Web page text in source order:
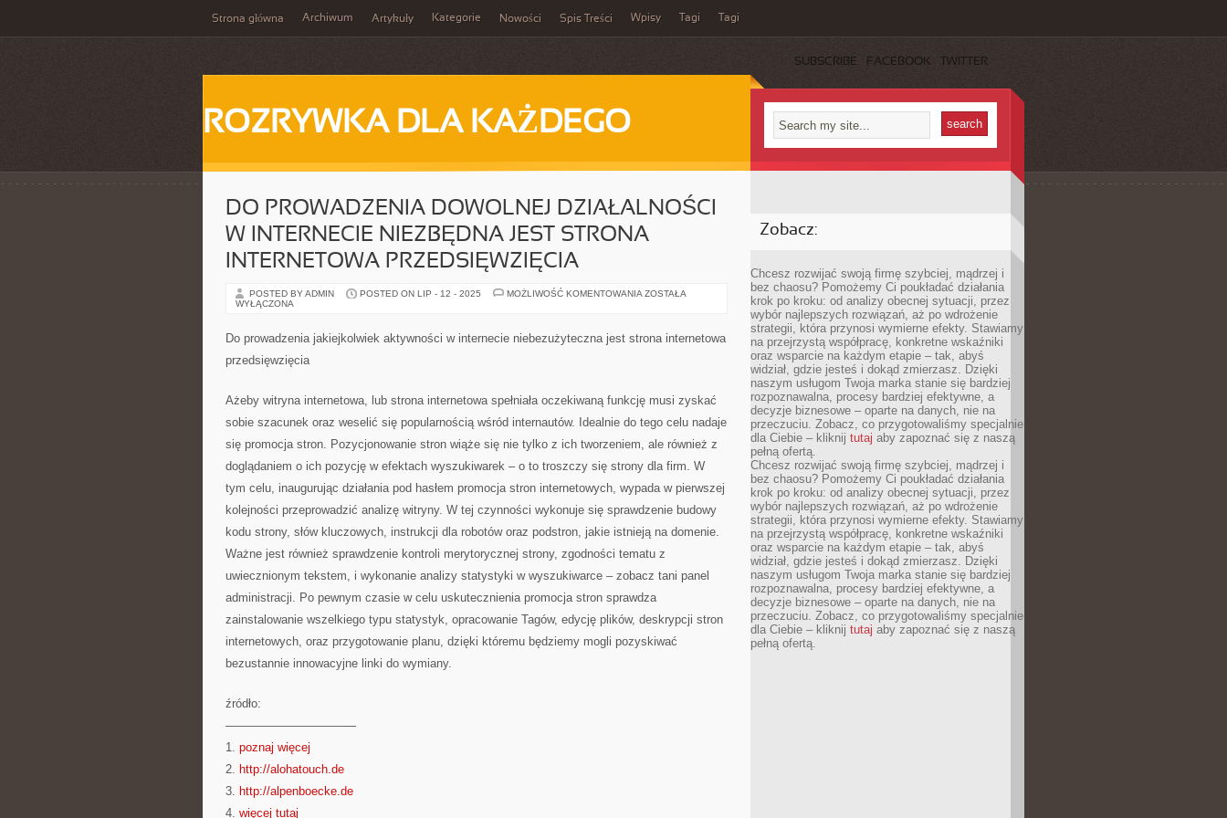
Strona główna Archiwum Artykuły Kategorie Nowości Spis Treści Wpisy Tagi Tagi
SUBSCRIBE FACEBOOK TWITTER
ROZRYWKA DLA KAŻDEGO
DO PROWADZENIA DOWOLNEJ DZIAŁALNOŚCI
W INTERNECIE NIEZBĘDNA JEST STRONA
INTERNETOWA PRZEDSIĘWZIĘCIA
POSTED BY ADMIN POSTED ON LIP - 12 - 2025 MOŻLIWOŚĆ KOMENTOWANIA DO
INTERNECIE
ZOSTAŁA
WYŁĄCZONA
Do prowadzenia jakiejkolwiek aktywności w internecie niebezużyteczna jest strona internetowa
przedsięwzięcia
Ażeby witryna internetowa, lub strona internetowa spełniała oczekiwaną funkcję musi zyskać
sobie szacunek oraz weselić się popularnością wśród internautów. Idealnie do tego celu nadaje
się promocja stron. Pozycjonowanie stron wiąże się nie tylko z ich tworzeniem, ale również z
doglądaniem o ich pozycję w efektach wyszukiwarek – o to troszczy się strony dla firm. W
tym celu, inaugurując działania pod hasłem promocja stron internetowych, wypada w pierwszej
kolejności przeprowadzić analizę witryny. W tej czynności wykonuje się sprawdzenie budowy
kodu strony, słów kluczowych, instrukcji dla robotów oraz podstron, jakie istnieją na domenie.
Ważne jest również sprawdzenie kontroli merytorycznej strony, zgodności tematu z
uwiecznionym tekstem, i wykonanie analizy statystyki w wyszukiwarce – zobacz tani panel
administracji. Po pewnym czasie w celu uskutecznienia promocja stron sprawdza
zainstalowanie wszelkiego typu statystyk, opracowanie Tagów, edycję plików, deskrypcji stron
internetowych, oraz przygotowanie planu, dzięki któremu będziemy mogli pozyskiwać
bezustannie innowacyjne linki do wymiany.
źródło:
———————————
1. poznaj więcej
2. http://alohatouch.de
3. http://alpenboecke.de
4. więcej tutaj
Zobacz:
Chcesz rozwijać swoją firmę szybciej, mądrzej i
bez chaosu? Pomożemy Ci poukładać działania
krok po kroku: od analizy obecnej sytuacji, przez
wybór najlepszych rozwiązań, aż po wdrożenie
strategii, która przynosi wymierne efekty. Stawiamy
na przejrzystą współpracę, konkretne wskaźniki
oraz wsparcie na każdym etapie – tak, abyś
widział, gdzie jesteś i dokąd zmierzasz. Dzięki
naszym usługom Twoja marka stanie się bardziej
rozpoznawalna, procesy bardziej efektywne, a
decyzje biznesowe – oparte na danych, nie na
przeczuciu. Zobacz, co przygotowaliśmy specjalnie
dla Ciebie – kliknij tutaj aby zapoznać się z naszą
pełną ofertą.
Chcesz rozwijać swoją firmę szybciej, mądrzej i
bez chaosu? Pomożemy Ci poukładać działania
krok po kroku: od analizy obecnej sytuacji, przez
wybór najlepszych rozwiązań, aż po wdrożenie
strategii, która przynosi wymierne efekty. Stawiamy
na przejrzystą współpracę, konkretne wskaźniki
oraz wsparcie na każdym etapie – tak, abyś
widział, gdzie jesteś i dokąd zmierzasz. Dzięki
naszym usługom Twoja marka stanie się bardziej
rozpoznawalna, procesy bardziej efektywne, a
decyzje biznesowe – oparte na danych, nie na
przeczuciu. Zobacz, co przygotowaliśmy specjalnie
dla Ciebie – kliknij tutaj aby zapoznać się z naszą
pełną ofertą.